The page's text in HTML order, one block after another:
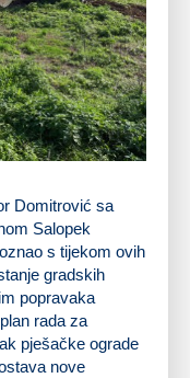
Domitrović sa
Salopek
s tijekom ovih
gradskih
popravaka
rada za
pješačke ograde
nove